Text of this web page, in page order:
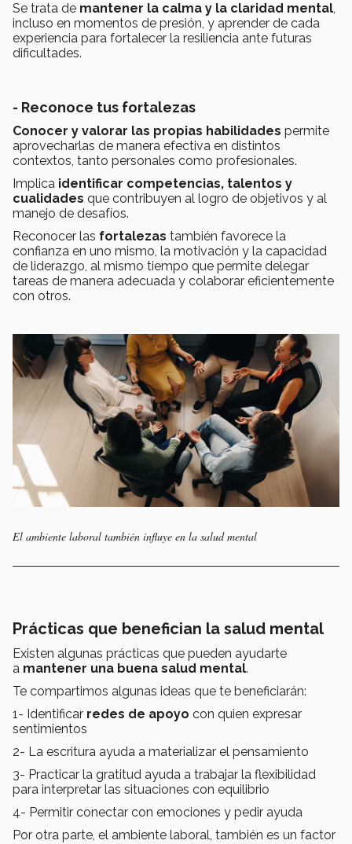
Se trata de mantener la calma y la claridad mental,
incluso en momentos de presión, y aprender de cada
experiencia para fortalecer la resiliencia ante futuras
dificultades.
- Reconoce tus fortalezas
Conocer y valorar las propias habilidades permite
aprovecharlas de manera efectiva en distintos
contextos, tanto personales como profesionales.
Implica identificar competencias, talentos y
cualidades que contribuyen al logro de objetivos y al
manejo de desafíos.
Reconocer las fortalezas también favorece la
confianza en uno mismo, la motivación y la capacidad
de liderazgo, al mismo tiempo que permite delegar
tareas de manera adecuada y colaborar eficientemente
con otros.
El ambiente laboral también influye en la salud mental
Prácticas que benefician la salud mental
Existen algunas prácticas que pueden ayudarte
a mantener una buena salud mental.
Te compartimos algunas ideas que te beneficiarán:
1- Identificar redes de apoyo con quien expresar
sentimientos
2- La escritura ayuda a materializar el pensamiento
3- Practicar la gratitud ayuda a trabajar la flexibilidad
para interpretar las situaciones con equilibrio
4- Permitir conectar con emociones y pedir ayuda
Por otra parte, el ambiente laboral, también es un factor